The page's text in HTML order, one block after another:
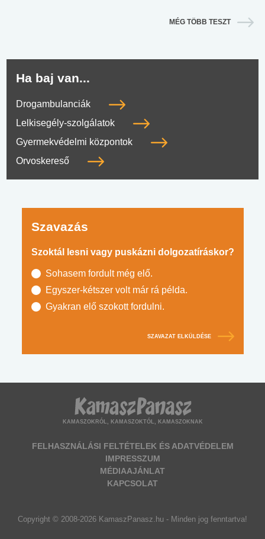
MÉG TÖBB TESZT
Ha baj van...
Drogambulanciák
Lelkisegély-szolgálatok
Gyermekvédelmi központok
Orvoskereső
Szavazás
Szoktál lesni vagy puskázni dolgozatíráskor?
Sohasem fordult még elő.
Egyszer-kétszer volt már rá példa.
Gyakran elő szokott fordulni.
SZAVAZAT ELKÜLDÉSE
KAMASZOKRÓL, KAMASZOKTÓL, KAMASZOKNAK
FELHASZNÁLÁSI FELTÉTELEK ÉS ADATVÉDELEM
IMPRESSZUM
MÉDIAAJÁNLAT
KAPCSOLAT
Copyright © 2008-2026 KamaszPanasz.hu - Minden jog fenntartva!